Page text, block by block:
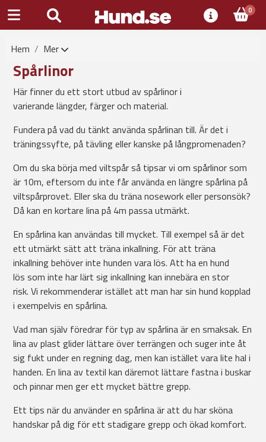
0
Hem Mer
Spårlinor
Här finner du ett stort utbud av spårlinor i
varierande längder, färger och material.
Fundera på vad du tänkt använda spårlinan till. Är det i
träningssyfte, på tävling eller kanske på långpromenaden?
Om du ska börja med viltspår så tipsar vi om spårlinor som
är 10m, eftersom du inte får använda en längre spårlina på
viltspårprovet. Eller ska du träna nosework eller personsök?
Då kan en kortare lina på 4m passa utmärkt.
En spårlina kan användas till mycket. Till exempel så är det
ett utmärkt sätt att träna inkallning. För att träna
inkallning behöver inte hunden vara lös. Att ha en hund
lös som inte har lärt sig inkallning kan innebära en stor
risk. Vi rekommenderar istället att man har sin hund kopplad
i exempelvis en spårlina.
Vad man själv föredrar för typ av spårlina är en smaksak. En
lina av plast glider lättare över terrängen och suger inte åt
sig fukt under en regning dag, men kan istället vara lite hal i
handen. En lina av textil kan däremot lättare fastna i buskar
och pinnar men ger ett mycket bättre grepp.
Ett tips när du använder en spårlina är att du har sköna
handskar på dig för ett stadigare grepp och ökad komfort.